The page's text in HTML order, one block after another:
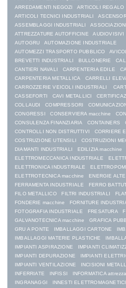
ARREDAMENTI NEGOZI
ARTICOLI REGALO
ARTICOLI TECNICI INDUSTRIALI
ASSEMBLAGGI INDUSTRIALI
ATTREZZATURE AUTOFFICINE
AUDIOVISIVI
AUTOGRU
AUTOMAZIONE INDUSTRIALE
AUTOMEZZI TRASPORTO PUBBLICO
BREVETTI INDUSTRIALI
BULLONERIE
CANTIERI NAVALI
CARPENTERIA EDILE
CARPENTERIA METALLICA
CARRELLI
CARROZZERIE VEICOLI INDUSTRIALI
CASSEFORTI
CAVI METALLICI
COLLAUDI
COMPRESSORI
CONGRESSI
CONSERVIERA macchine
CONSULENZA FINANZIARIA
CONTAINERS
CONTROLLI NON DISTRUTTIVI
CORRIERE
COSTRUZIONE UTENSILI
COSTRUZIONI
DIAMANTI INDUSTRIALI
EDILIZIA macchine
ELETTROMECCANICA INDUSTRIALE
ELETTRONICA INDUSTRIALE
ELETTROTECNICA macchine
ENERGIE
FERRAMENTA INDUSTRIALE
FERRO
FILO METALLICO
FILTRI INDUSTRIALI
FONDERIE macchine
FORNITURE
FOTOGRAFIA INDUSTRIALE
FRESATURA
GALVANOTECNICA macchine
GRAFICA
GRU A PONTE
IMBALLAGGI CARTONE
IMBALLAGGI MATERIE PLASTICHE
IMPIANTI ASPIRAZIONE
IMPIANTI
IMPIANTI DEPURAZIONE
IMPIANTI
IMPIANTI VENTILAZIONE
INCISIONI METALLI
INFERRIATE
INFISSI INFORMATICA
INGRANAGGI
INNESTI ELETTROMAGNETICI